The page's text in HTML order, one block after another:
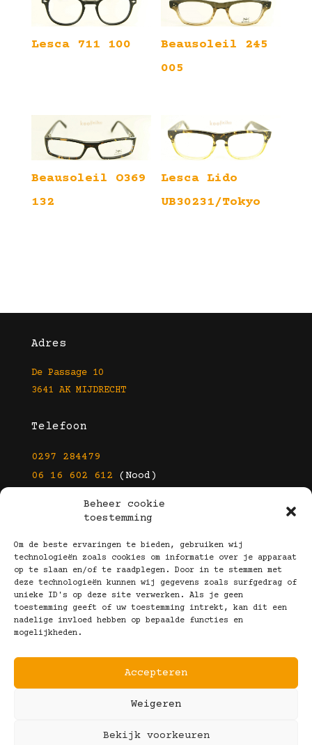
Beheer cookie
toestemming
Om de beste ervaringen te bieden, gebruiken wij
technologieën zoals cookies om informatie over je apparaat
op te slaan en/of te raadplegen. Door in te stemmen met
deze technologieën kunnen wij gegevens zoals surfgedrag of
unieke ID's op deze site verwerken. Als je geen
toestemming geeft of uw toestemming intrekt, kan dit een
nadelige invloed hebben op bepaalde functies en
mogelijkheden.
Accepteren
Weigeren
Bekijk voorkeuren
Lesca 711 100
Beausoleil 245
005
Beausoleil O369
132
Lesca Lido
UB30231/Tokyo
Adres
De Passage 10
3641 AK MIJDRECHT
Telefoon
0297 284479
06 16 602 612 (Nood)
info@kootbrillen.nl
Volg Ons!
Copyright © 2025 Koot Brillen
Algemene Voorwaarden